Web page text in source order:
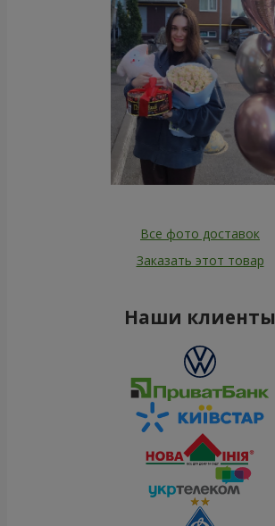
Все фото доставок
Заказать этот товар
Наши клиенты